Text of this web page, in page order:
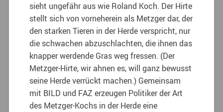
sieht ungefähr aus wie Roland Koch. Der Hirte
stellt sich von vorneherein als Metzger dar, der
den starken Tieren in der Herde verspricht, nur
die schwachen abzuschlachten, die ihnen das
knapper werdende Gras weg fressen. (Der
Metzger-Hirte, wir ahnen es, will ganz bewusst
seine Herde verrückt machen.) Gemeinsam
mit BILD und FAZ erzeugen Politiker der Art
des Metzger-Kochs in der Herde eine